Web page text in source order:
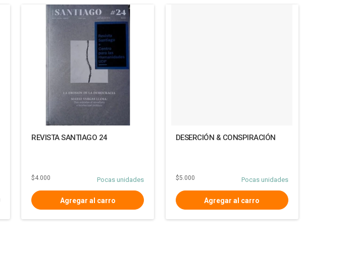
REVISTA SANTIAGO 24
Pocas unidades
$4.000
DESERCIÓN & CONSPIRACIÓN
Pocas unidades
$5.000